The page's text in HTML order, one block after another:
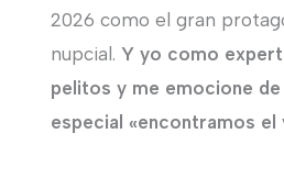
2026 como el gran
nupcial. Y yo como
pelitos y me emocione
especial «encontramos